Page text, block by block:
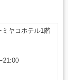
ヤコホテル1階
21:00